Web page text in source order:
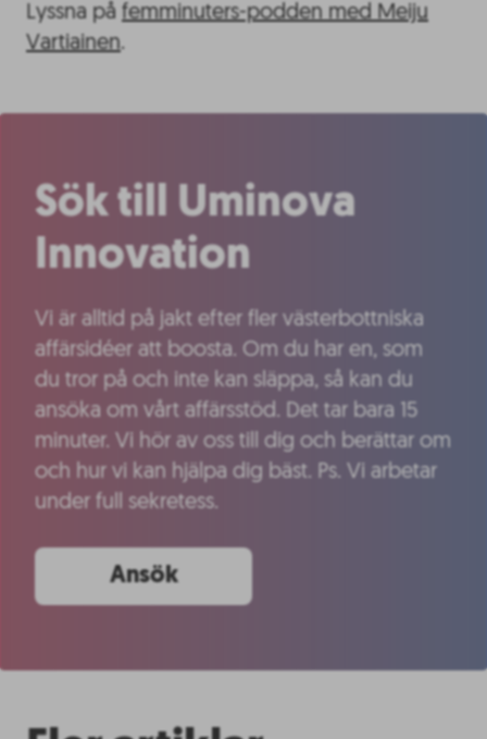
Lyssna på femminuters-podden med Meiju
Vartiainen.
Sök till Uminova
Innovation
Vi är alltid på jakt efter fler västerbottniska
affärsidéer att boosta. Om du har en, som
du tror på och inte kan släppa, så kan du
ansöka om vårt affärsstöd. Det tar bara 15
minuter. Vi hör av oss till dig och berättar om
och hur vi kan hjälpa dig bäst. Ps. Vi arbetar
under full sekretess.
Ansök